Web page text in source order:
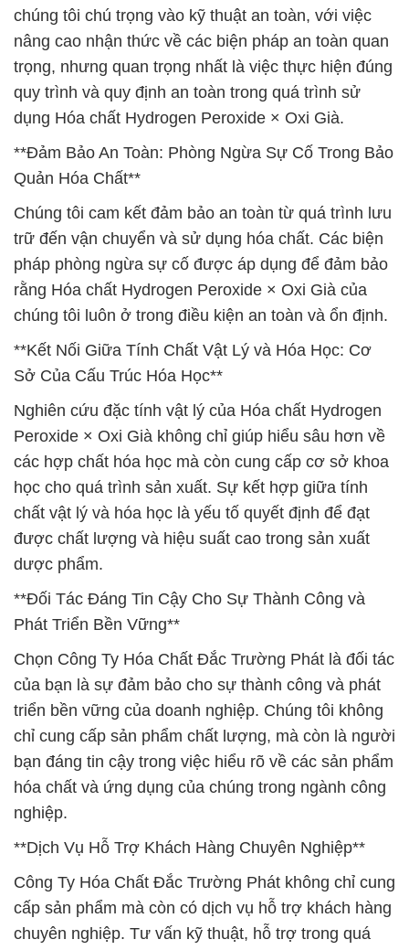
chúng tôi chú trọng vào kỹ thuật an toàn, với việc
nâng cao nhận thức về các biện pháp an toàn quan
trọng, nhưng quan trọng nhất là việc thực hiện đúng
quy trình và quy định an toàn trong quá trình sử
dụng Hóa chất Hydrogen Peroxide × Oxi Già.
**Đảm Bảo An Toàn: Phòng Ngừa Sự Cố Trong Bảo
Quản Hóa Chất**
Chúng tôi cam kết đảm bảo an toàn từ quá trình lưu
trữ đến vận chuyển và sử dụng hóa chất. Các biện
pháp phòng ngừa sự cố được áp dụng để đảm bảo
rằng Hóa chất Hydrogen Peroxide × Oxi Già của
chúng tôi luôn ở trong điều kiện an toàn và ổn định.
**Kết Nối Giữa Tính Chất Vật Lý và Hóa Học: Cơ
Sở Của Cấu Trúc Hóa Học**
Nghiên cứu đặc tính vật lý của Hóa chất Hydrogen
Peroxide × Oxi Già không chỉ giúp hiểu sâu hơn về
các hợp chất hóa học mà còn cung cấp cơ sở khoa
học cho quá trình sản xuất. Sự kết hợp giữa tính
chất vật lý và hóa học là yếu tố quyết định để đạt
được chất lượng và hiệu suất cao trong sản xuất
dược phẩm.
**Đối Tác Đáng Tin Cậy Cho Sự Thành Công và
Phát Triển Bền Vững**
Chọn Công Ty Hóa Chất Đắc Trường Phát là đối tác
của bạn là sự đảm bảo cho sự thành công và phát
triển bền vững của doanh nghiệp. Chúng tôi không
chỉ cung cấp sản phẩm chất lượng, mà còn là người
bạn đáng tin cậy trong việc hiểu rõ về các sản phẩm
hóa chất và ứng dụng của chúng trong ngành công
nghiệp.
**Dịch Vụ Hỗ Trợ Khách Hàng Chuyên Nghiệp**
Công Ty Hóa Chất Đắc Trường Phát không chỉ cung
cấp sản phẩm mà còn có dịch vụ hỗ trợ khách hàng
chuyên nghiệp. Tư vấn kỹ thuật, hỗ trợ trong quá